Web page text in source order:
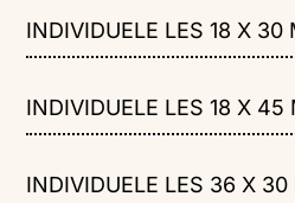
INDIVIDUELE LES 18 X 30
INDIVIDUELE LES 18 X 45
INDIVIDUELE LES 36 X